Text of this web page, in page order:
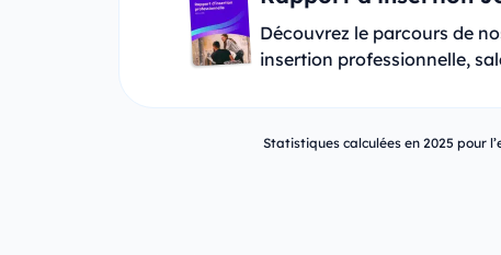
Découvrez le parcours de
insertion professionnelle,
Statistiques calculées en 2025 pour